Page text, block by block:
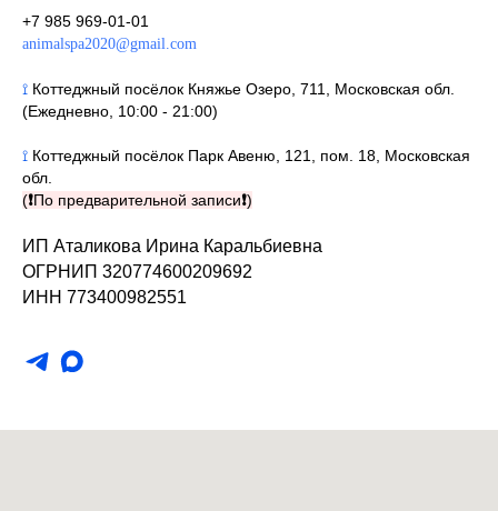
+7 985 969-01-01
animalspa2020@gmail.com
⟟ Коттеджный посёлок Княжье Озеро, 711, Московская обл.
(Ежедневно, 10:00 - 21:00)
⟟ Коттеджный посёлок Парк Авеню, 121, пом. 18, Московская
обл.
(❗По предварительной записи❗)
ИП Аталикова Ирина Каральбиевна
ОГРНИП 320774600209692
ИНН 773400982551